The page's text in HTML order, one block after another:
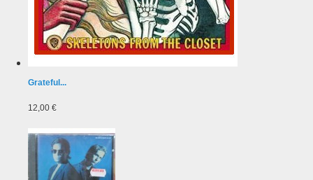
Grateful...
12,00 €